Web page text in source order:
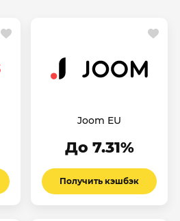
Joom EU
До 7.31%
Получить кэшбэк